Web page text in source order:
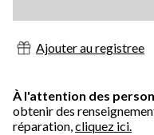
Ajouter au registree
À l'attention des
obtenir des
réparation,cliquez ici.